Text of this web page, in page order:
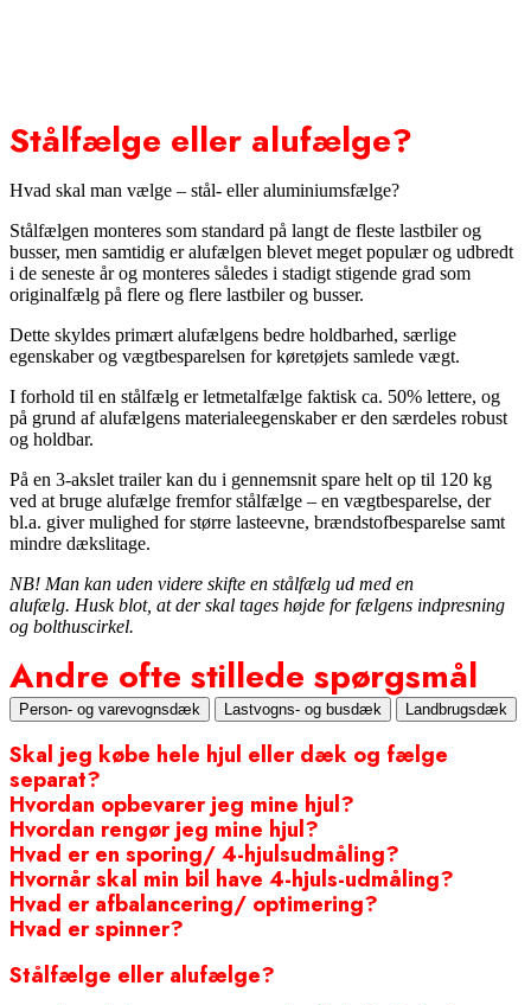
Stålfælge eller alufælge?
Hvad skal man vælge – stål- eller aluminiumsfælge?
Stålfælgen monteres som standard på langt de fleste lastbiler og
busser, men samtidig er alufælgen blevet meget populær og udbredt
i de seneste år og monteres således i stadigt stigende grad som
originalfælg på flere og flere lastbiler og busser.
Dette skyldes primært alufælgens bedre holdbarhed, særlige
egenskaber og vægtbesparelsen for køretøjets samlede vægt.
I forhold til en stålfælg er letmetalfælge faktisk ca. 50% lettere, og
på grund af alufælgens materialeegenskaber er den særdeles robust
og holdbar.
På en 3-akslet trailer kan du i gennemsnit spare helt op til 120 kg
ved at bruge alufælge fremfor stålfælge – en vægtbesparelse, der
bl.a. giver mulighed for større lasteevne, brændstofbesparelse samt
mindre dækslitage.
NB! Man kan uden videre skifte en stålfælg ud med en
alufælg. Husk blot, at der skal tages højde for fælgens indpresning
og bolthuscirkel.
Andre ofte stillede spørgsmål
Person- og varevognsdæk Lastvogns- og busdæk Landbrugsdæk
Skal jeg købe hele hjul eller dæk og fælge
separat?
Hvordan opbevarer jeg mine hjul?
Hvordan rengør jeg mine hjul?
Hvad er en sporing/ 4-hjulsudmåling?
Hvornår skal min bil have 4-hjuls-udmåling?
Hvad er afbalancering/ optimering?
Hvad er spinner?
Stålfælge eller alufælge?